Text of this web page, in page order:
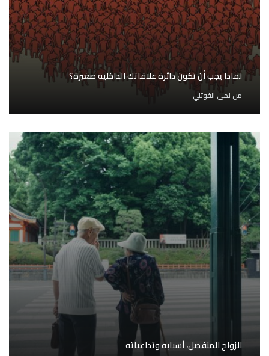
لماذا يجب أن تكون دائرة علاقاتك الداخلية صغيرة؟
من لمى القوتلي
الزواج المنفصل، أسبابه وتداعياته